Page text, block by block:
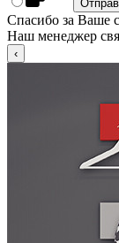
Спасибо за Ваше
Наш менеджер